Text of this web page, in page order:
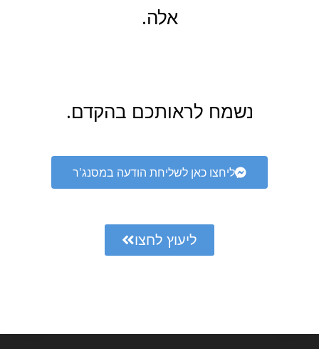
אלה.
נשמח לראותכם בהקדם.
ליחצו כאן לשליחת הודעה במסנג'ר
ליעוץ לחצו